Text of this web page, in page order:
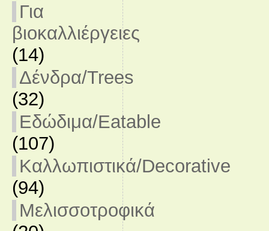
Για
βιοκαλλιέργειες
(14)
Δένδρα/Trees
(32)
Εδώδιμα/Eatable
(107)
Καλλωπιστικά/Decorative
(94)
Μελισσοτροφικά